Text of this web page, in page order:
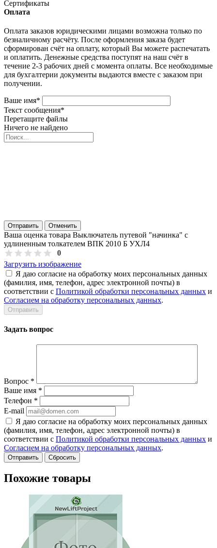
Сертификаты
Оплата
Оплата заказов юридическими лицами возможна только по
безналичному расчёту. После оформления заказа будет
сформирован счёт на оплату, который Вы можете распечатать
и оплатить. Денежные средства поступят на наш счёт в
течение 2-3 рабочих дней с момента оплаты. Все необходимые
для бухгалтерии документы выдаются вместе с заказом при
получении.
Ваше имя*
Текст сообщения*
Перетащите файлы
Ничего не найдено
Отправить Отменить
Ваша оценка товара Выключатель путевой "начинка" с
удлиненным толкателем ВПК 2010 Б УХЛ4
0
Загрузить изображение
Я даю согласие на обработку моих персональных данных
(фамилия, имя, телефон, адрес электронной почты) в
соответствии с Политикой обработки персональных данных и
Согласием на обработку персональных данных.
Задать вопрос
Вопрос *
Ваше имя *
Телефон *
E-mail
Я даю согласие на обработку моих персональных данных
(фамилия, имя, телефон, адрес электронной почты) в
соответствии с Политикой обработки персональных данных и
Согласием на обработку персональных данных.
Сбросить
Похожие товары